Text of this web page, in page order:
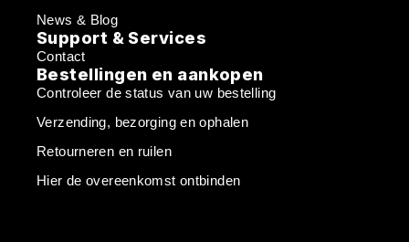
News & Blog
Support & Services
Contact
Bestellingen en aankopen
Controleer de status van uw bestelling
Verzending, bezorging en ophalen
Retourneren en ruilen
Hier de overeenkomst ontbinden